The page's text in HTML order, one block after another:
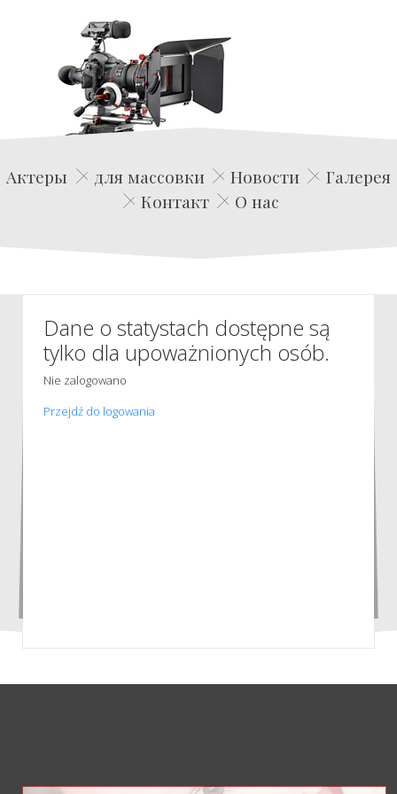
Edwin Film Agencja Aktorska
Актеры для массовки Новости
Галерея
Контакт
О нас
Dane o statystach dostępne są
tylko dla upoważnionych osób.
Nie zalogowano
Przejdź do logowania